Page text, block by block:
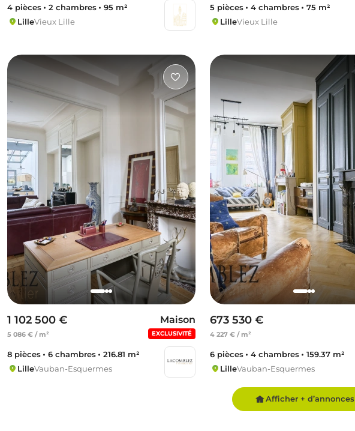
4 pièces 2 chambres
95 m²
LilleVieux Lille
5 pièces 4 chambres
75 m²
LilleVieux Lille
1 102 500 €
5 086 € / m²
Maison
EXCLUSIVITÉ
8 pièces 6 chambres
216.81 m²
LilleVauban-Esquermes
673 530 €
4 227 € / m²
6 pièces 4 chambres
159.37 m²
LilleVauban-Esquermes
Afficher + d’annonces